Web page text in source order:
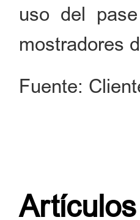
uso del
mostradores
Fuente: